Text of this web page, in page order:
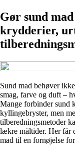
Gør sund
krydderier,
Sund mad behøver
smag, farve og duft –
Mange forbinder sund
kyllingebryster, men
tilberedningsmetoder
lækre måltider. Her får
mad til en fornøjelse